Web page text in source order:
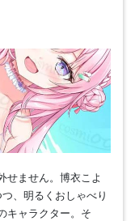
せません。博衣こよ
、明るくおしゃべり
キャラクター。そ